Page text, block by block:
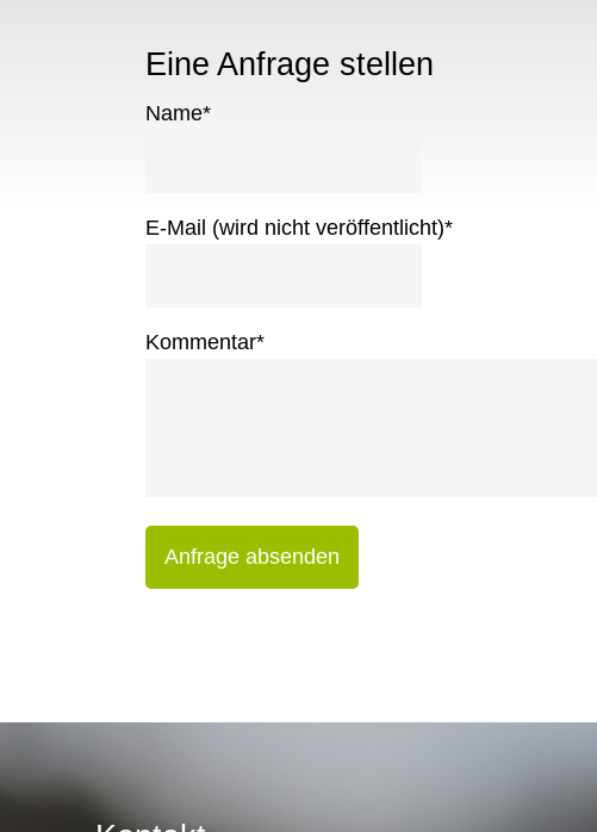
Eine Anfrage stellen
Name*
E-Mail (wird nicht veröffentlicht)*
Kommentar*
Anfrage absenden